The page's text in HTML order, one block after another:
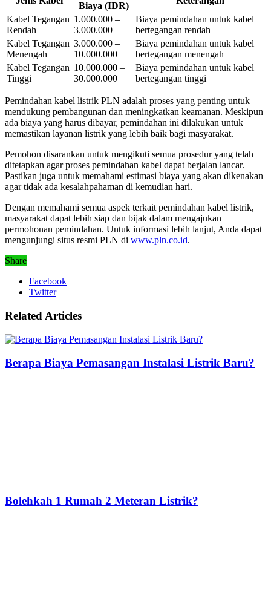
Biaya (IDR)
Kabel Tegangan
Rendah
1.000.000 –
3.000.000
Biaya pemindahan untuk kabel
bertegangan rendah
Kabel Tegangan
Menengah
3.000.000 –
10.000.000
Biaya pemindahan untuk kabel
bertegangan menengah
Kabel Tegangan
Tinggi
10.000.000 –
30.000.000
Biaya pemindahan untuk kabel
bertegangan tinggi
Pemindahan kabel listrik PLN adalah proses yang penting untuk
mendukung pembangunan dan meningkatkan keamanan. Meskipun
ada biaya yang harus dibayar, pemindahan ini dilakukan untuk
memastikan layanan listrik yang lebih baik bagi masyarakat.
Pemohon disarankan untuk mengikuti semua prosedur yang telah
ditetapkan agar proses pemindahan kabel dapat berjalan lancar.
Pastikan juga untuk memahami estimasi biaya yang akan dikenakan
agar tidak ada kesalahpahaman di kemudian hari.
Dengan memahami semua aspek terkait pemindahan kabel listrik,
masyarakat dapat lebih siap dan bijak dalam mengajukan
permohonan pemindahan. Untuk informasi lebih lanjut, Anda dapat
mengunjungi situs resmi PLN di www.pln.co.id.
Share
Facebook
Twitter
Related Articles
Berapa Biaya Pemasangan Instalasi Listrik Baru?
Bolehkah 1 Rumah 2 Meteran Listrik?